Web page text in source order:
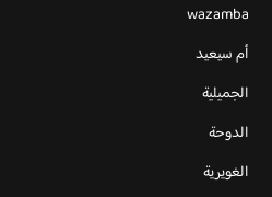
wazamba
أم سيعيد
الجميلية
الدوحة
الغويرية